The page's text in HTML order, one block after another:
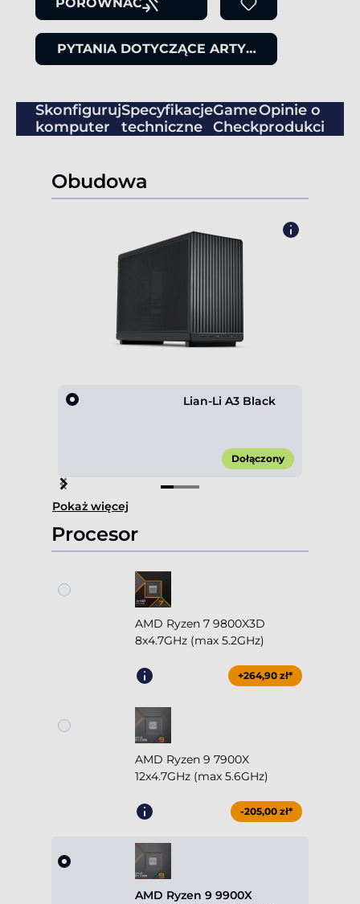
PORÓWNAĆ
PYTANIA DOTYCZĄCE ARTYKUŁU
Skonfiguruj
komputer
Specyfikacje
techniczne
Game
Check
Opinie o
produkcie
Obudowa
Lian-Li A3 Black
Dołączony
Item
1
of
3
Pokaż więcej
Procesor
AMD Ryzen 7 9800X3D
8x4.7GHz (max 5.2GHz)
+264,90 zł*
AMD Ryzen 9 7900X
12x4.7GHz (max 5.6GHz)
-205,00 zł*
AMD Ryzen 9 9900X